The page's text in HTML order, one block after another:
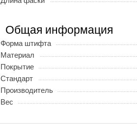
Общая информация
Форма штифта
Материал
Покрытие
Стандарт
Производитель
Вес